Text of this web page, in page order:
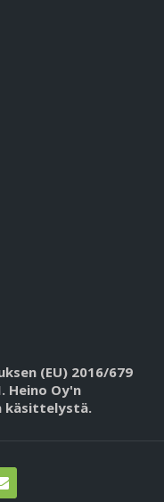
(EU) 2016/679
Heino Oy'n
käsittelystä.